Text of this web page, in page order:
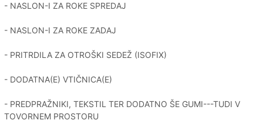
- NASLON-I ZA ROKE SPREDAJ
- NASLON-I ZA ROKE ZADAJ
- PRITRDILA ZA OTROŠKI SEDEŽ (ISOFIX)
- DODATNA(E) VTIČNICA(E)
- PREDPRAŽNIKI, TEKSTIL TER DODATNO ŠE GUMI---TUDI V
TOVORNEM PROSTORU